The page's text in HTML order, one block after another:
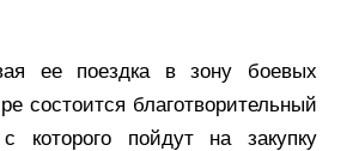
ее поездка в зону боевых
состоится благотворительный
которого пойдут на закупку